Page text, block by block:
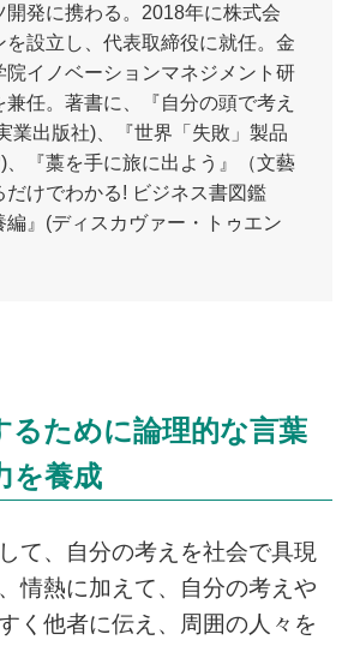
開発に携わる。2018年に株式会
を設立し、代表取締役に就任。金
院イノベーションマネジメント研
任。著書に、『自分の頭で考え
業出版社)、『世界「失敗」製品
、『藁を手に旅に出よう』（文藝
だけでわかる! ビジネス書図鑑
編』(ディスカヴァー・トゥエン
るために論理的な言葉
を養成
て、自分の考えを社会で具現
情熱に加えて、自分の考えや
く他者に伝え、周囲の人々を